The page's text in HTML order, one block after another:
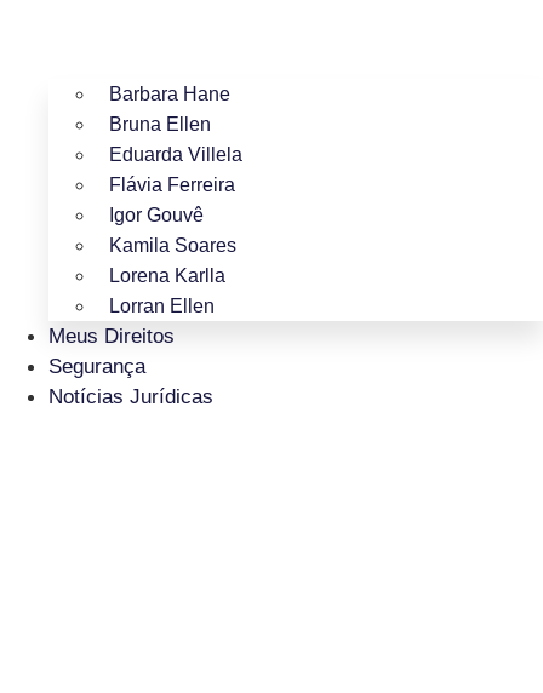
Barbara Hane
Bruna Ellen
Eduarda Villela
Flávia Ferreira
Igor Gouvê
Kamila Soares
Lorena Karlla
Lorran Ellen
Meus Direitos
Segurança
Notícias Jurídicas